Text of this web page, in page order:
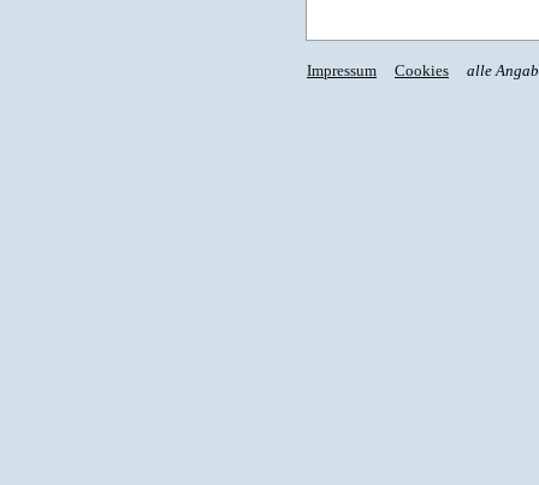
Impressum Cookies alle